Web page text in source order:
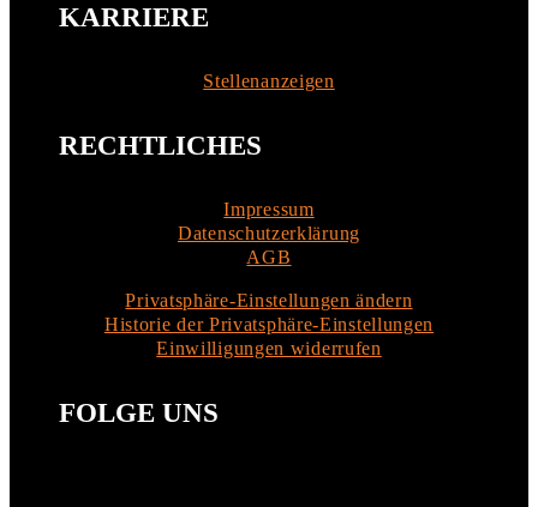
KARRIERE
Stellenanzeigen
RECHTLICHES
Impressum
Datenschutzerklärung
AGB
Privatsphäre-Einstellungen ändern
Historie der Privatsphäre-Einstellungen
Einwilligungen widerrufen
FOLGE UNS